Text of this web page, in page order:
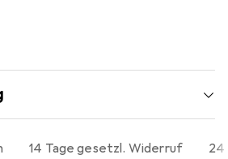
14 Tage gesetzl. Widerruf
24